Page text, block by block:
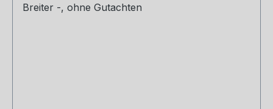
Breiter -, ohne Gutachten